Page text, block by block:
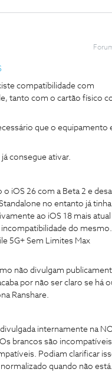
compatibilidade com
tanto com o cartão físico
que o equipamento
consegue ativar.
iOS 26 com a Beta 2 e
no entanto já
ao iOS 18 mais atual
do mesmo.
5G+ Sem Limites Max
não divulgam
por não ser claro se há
Ranshare.
internamente na
brancos são incompatíveis
Podiam clarificar
quando não está.